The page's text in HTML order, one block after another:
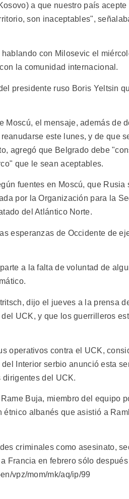
a que nuestro país acepte
son inaceptables",
con Milosevic el
la comunidad internacional.
presidente ruso Boris Yeltsin
Moscú, el mensaje, además de
este lunes, y de que
agregó que Belgrado debe
que le sean aceptables.
fuentes en Moscú, que Rusia
por la Organización para la
del Atlántico Norte.
esperanzas de Occidente de
a la falta de voluntad de
dijo el jueves a la prensa
UCK, y que los guerrilleros
operativos contra el UCK,
Interior serbio anunció esta
dirigentes del UCK.
Buja, miembro del equipo
albanés que asistió a
criminales como asesinato,
Francia en febrero sólo
vpz/mom/mk/aq/ip/99